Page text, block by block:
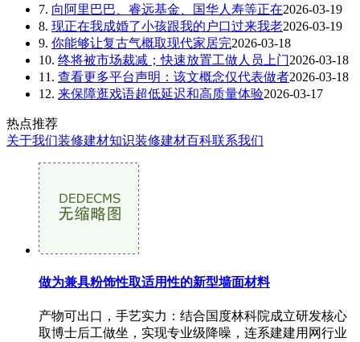
7. 向阿里巴巴、睿远基金、国华人寿等正在2026-03-19
8. 现正在我成婚了小孩跟我的户口过来我老2026-03-19
9. 你能够让复古气概取现代家居完2026-03-18
10. 终将被市场裁减；快速放置工做人员上门2026-03-18
11. 查看更多平台声明：该文概念仅代表做者2026-03-18
12. 来保障逛戏语超低延迟和高质量体验2026-03-17
热点推荐
关于我们装修建材知识装修建材百科联系我们
做为兼具粉饰性取适用性的新型墙面材料
产物可出口，手艺实力：结合国度林科院成立研发核心
取博士后工做坐，实现专业级降噪，连系建建用网行业